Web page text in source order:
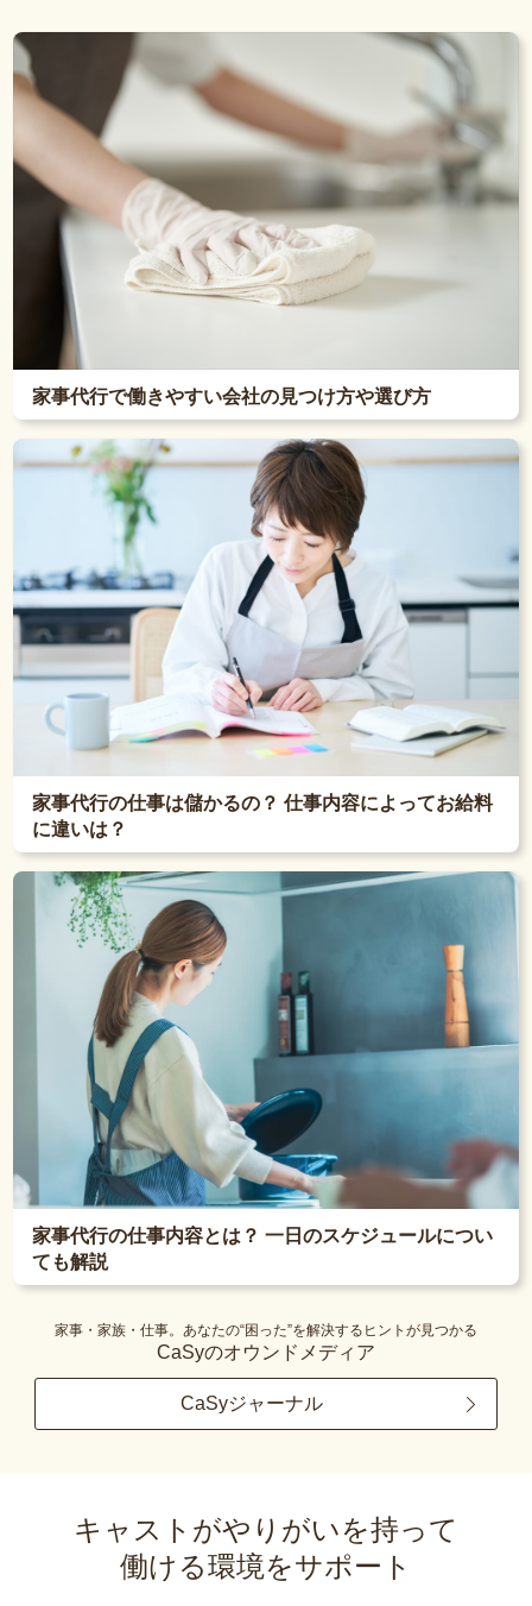
家事代行で働きやすい会社の見つけ方や選び方
家事代行の仕事は儲かるの？ 仕事内容によってお給料
に違いは？
家事代行の仕事内容とは？ 一日のスケジュールについ
ても解説
家事・家族・仕事。あなたの“困った”を解決するヒントが見つかる
CaSyのオウンドメディア
CaSyジャーナル
キャストがやりがいを持って
働ける環境をサポート